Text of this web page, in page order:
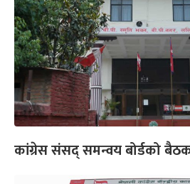
कांग्रेस संसद् समन्वय बोर्डको